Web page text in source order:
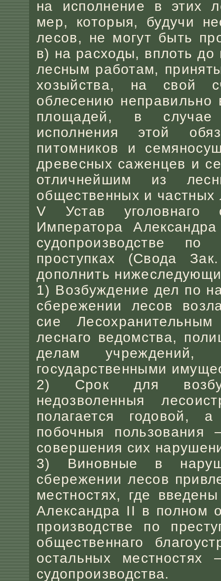
на исполнение в этих
мер, которыя, будучи
лесов, не могут быть
в) на расходы, вплоть
лесным работам,
хозыйства, на свой
облесению
площадей, в случае
исполнения этой
питомников и
древесных саженцев и
отличнейшим из
общественных и частных
V Устав уголовнаго
Императора
судопроизводстве
проступках (Свода
дополнить
1) Возбуждение дел по
сбережении лесов
сие
леснаго ведомства,
делам
государственными
2) Срок для
недозволенныя
полагается годовой,
побочныя
совершения сих
3) Виновные в
сбережении лесов
местностях, где
Александра II в полном
производстве по
общественнаго
остальных местностях
судопроизводства.